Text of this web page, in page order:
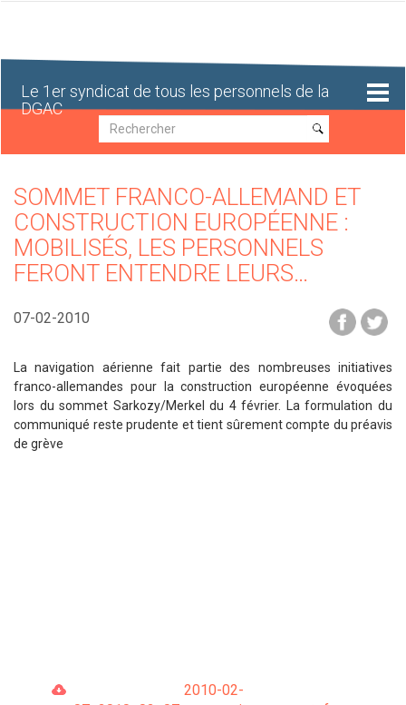
Le 1er syndicat de tous les personnels de la
DGAC
Recherche
Recherche
SOMMET FRANCO-ALLEMAND ET
CONSTRUCTION EUROPÉENNE :
MOBILISÉS, LES PERSONNELS
FERONT ENTENDRE LEURS…
07-02-2010
La navigation aérienne fait partie des nombreuses initiatives
franco-allemandes pour la construction européenne évoquées
lors du sommet Sarkozy/Merkel du 4 février. La formulation du
communiqué reste prudente et tient sûrement compte du préavis
de grève
2010-02-